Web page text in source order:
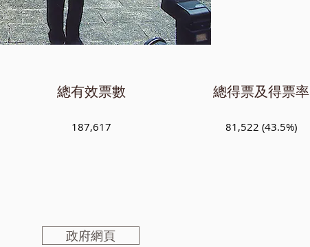
總有效票數
187,617
總得票及得票率
81,522 (43.5%)
政府網頁